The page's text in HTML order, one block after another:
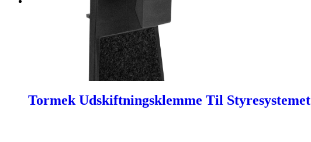
Tormek Udskiftningsklemme Til Styresystemet